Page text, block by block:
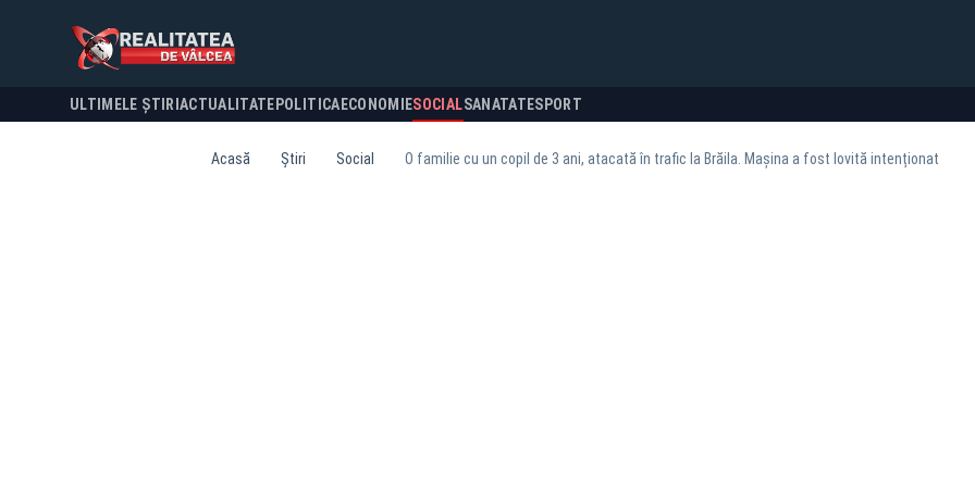
ULTIMELE ȘTIRI ACTUALITATE POLITICA ECONOMIESOCIALSANATATESPORT
Acasă Știri Social O familie cu un copil de 3 ani, atacată în trafic la Brăila. Mașina a fost lovită intenționat